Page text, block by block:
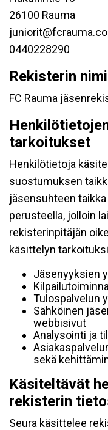
26100 Rauma
0440228290
Rekisterin nimi
FC Rauma
tarkoitukset
Henkilötietoja
suostumuksen
jäsensuhteen
perusteella, jolloin
rekisterinpitäjän
käsittelyn
Jäsenyyksien
Tulospalvelun
Sähköinen
webbisivut
Analysointi ja
sekä
Käsiteltävät
rekisterin
Seura käsittelee